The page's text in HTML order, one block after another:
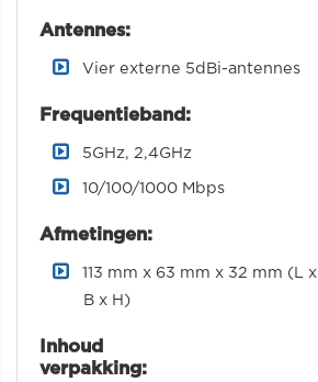
Antennes:
Vier externe 5dBi-antennes
Frequentieband:
5GHz, 2,4GHz
10/100/1000 Mbps
Afmetingen:
113 mm x 63 mm x 32 mm (L x
B x H)
Inhoud
verpakking: